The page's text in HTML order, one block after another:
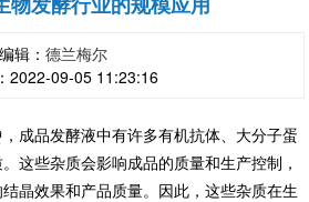
编辑： 德兰梅尔
2022-09-05 11:23:16
品发酵液中有许多有机抗体、大分子蛋
这些杂质会影响成品的质量和生产控制，
晶效果和产品质量。因此，这些杂质在生